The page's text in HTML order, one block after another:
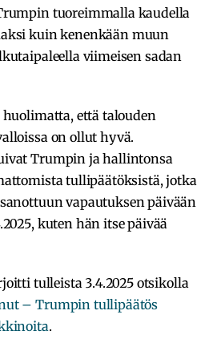
tuoreimmalla kaudella
kuin kenenkään muun
viimeisen sadan
että talouden
on ollut hyvä.
Trumpin ja hallintonsa
tullipäätöksistä, jotka
vapautuksen päivään
kuten hän itse päivää
tulleista 3.4.2025 otsikolla
– Trumpin tullipäätös
.